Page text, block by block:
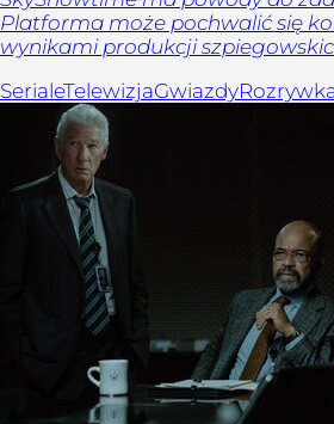
Platforma może pochwalić się
wynikami produkcji
SerialeTelewizjaGwiazdy